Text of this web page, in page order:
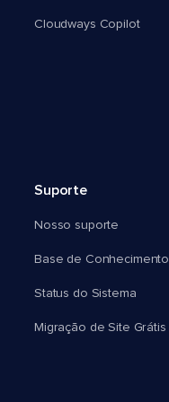
Cloudways Copilot
Suporte
Nosso suporte
Base de Conhecimento
Status do Sistema
Migração de Site Grátis